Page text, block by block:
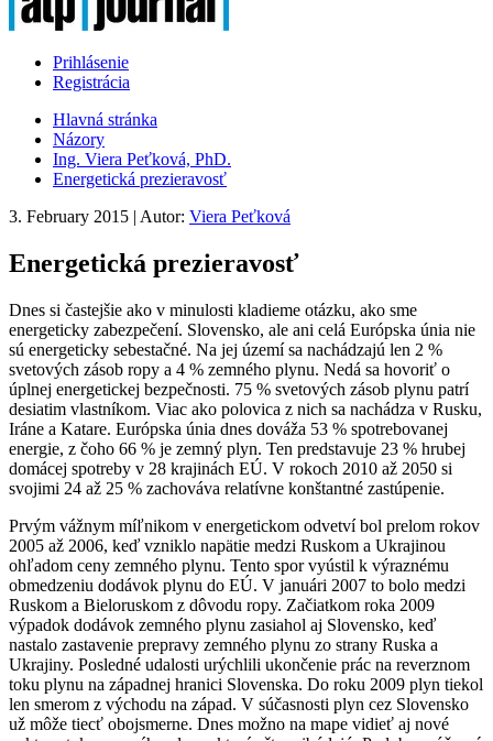
Prihlásenie
Registrácia
Hlavná stránka
Názory
Ing. Viera Peťková, PhD.
Energetická prezieravosť
3. February 2015 | Autor: Viera Peťková
Energetická prezieravosť
Dnes si častejšie ako v minulosti kladieme otázku, ako sme
energeticky zabezpečení. Slovensko, ale ani celá Európska únia nie
sú energeticky sebestačné. Na jej území sa nachádzajú len 2 %
svetových zásob ropy a 4 % zemného plynu. Nedá sa hovoriť o
úplnej energetickej bezpečnosti. 75 % svetových zásob plynu patrí
desiatim vlastníkom. Viac ako polovica z nich sa nachádza v Rusku,
Iráne a Katare. Európska únia dnes dováža 53 % spotrebovanej
energie, z čoho 66 % je zemný plyn. Ten predstavuje 23 % hrubej
domácej spotreby v 28 krajinách EÚ. V rokoch 2010 až 2050 si
svojimi 24 až 25 % zachováva relatívne konštantné zastúpenie.
Prvým vážnym míľnikom v energetickom odvetví bol prelom rokov
2005 až 2006, keď vzniklo napätie medzi Ruskom a Ukrajinou
ohľadom ceny zemného plynu. Tento spor vyústil k výraznému
obmedzeniu dodávok plynu do EÚ. V januári 2007 to bolo medzi
Ruskom a Bieloruskom z dôvodu ropy. Začiatkom roka 2009
výpadok dodávok zemného plynu zasiahol aj Slovensko, keď
nastalo zastavenie prepravy zemného plynu zo strany Ruska a
Ukrajiny. Posledné udalosti urýchlili ukončenie prác na reverznom
toku plynu na západnej hranici Slovenska. Do roku 2009 plyn tiekol
len smerom z východu na západ. V súčasnosti plyn cez Slovensko
už môže tiecť obojsmerne. Dnes možno na mape vidieť aj nové